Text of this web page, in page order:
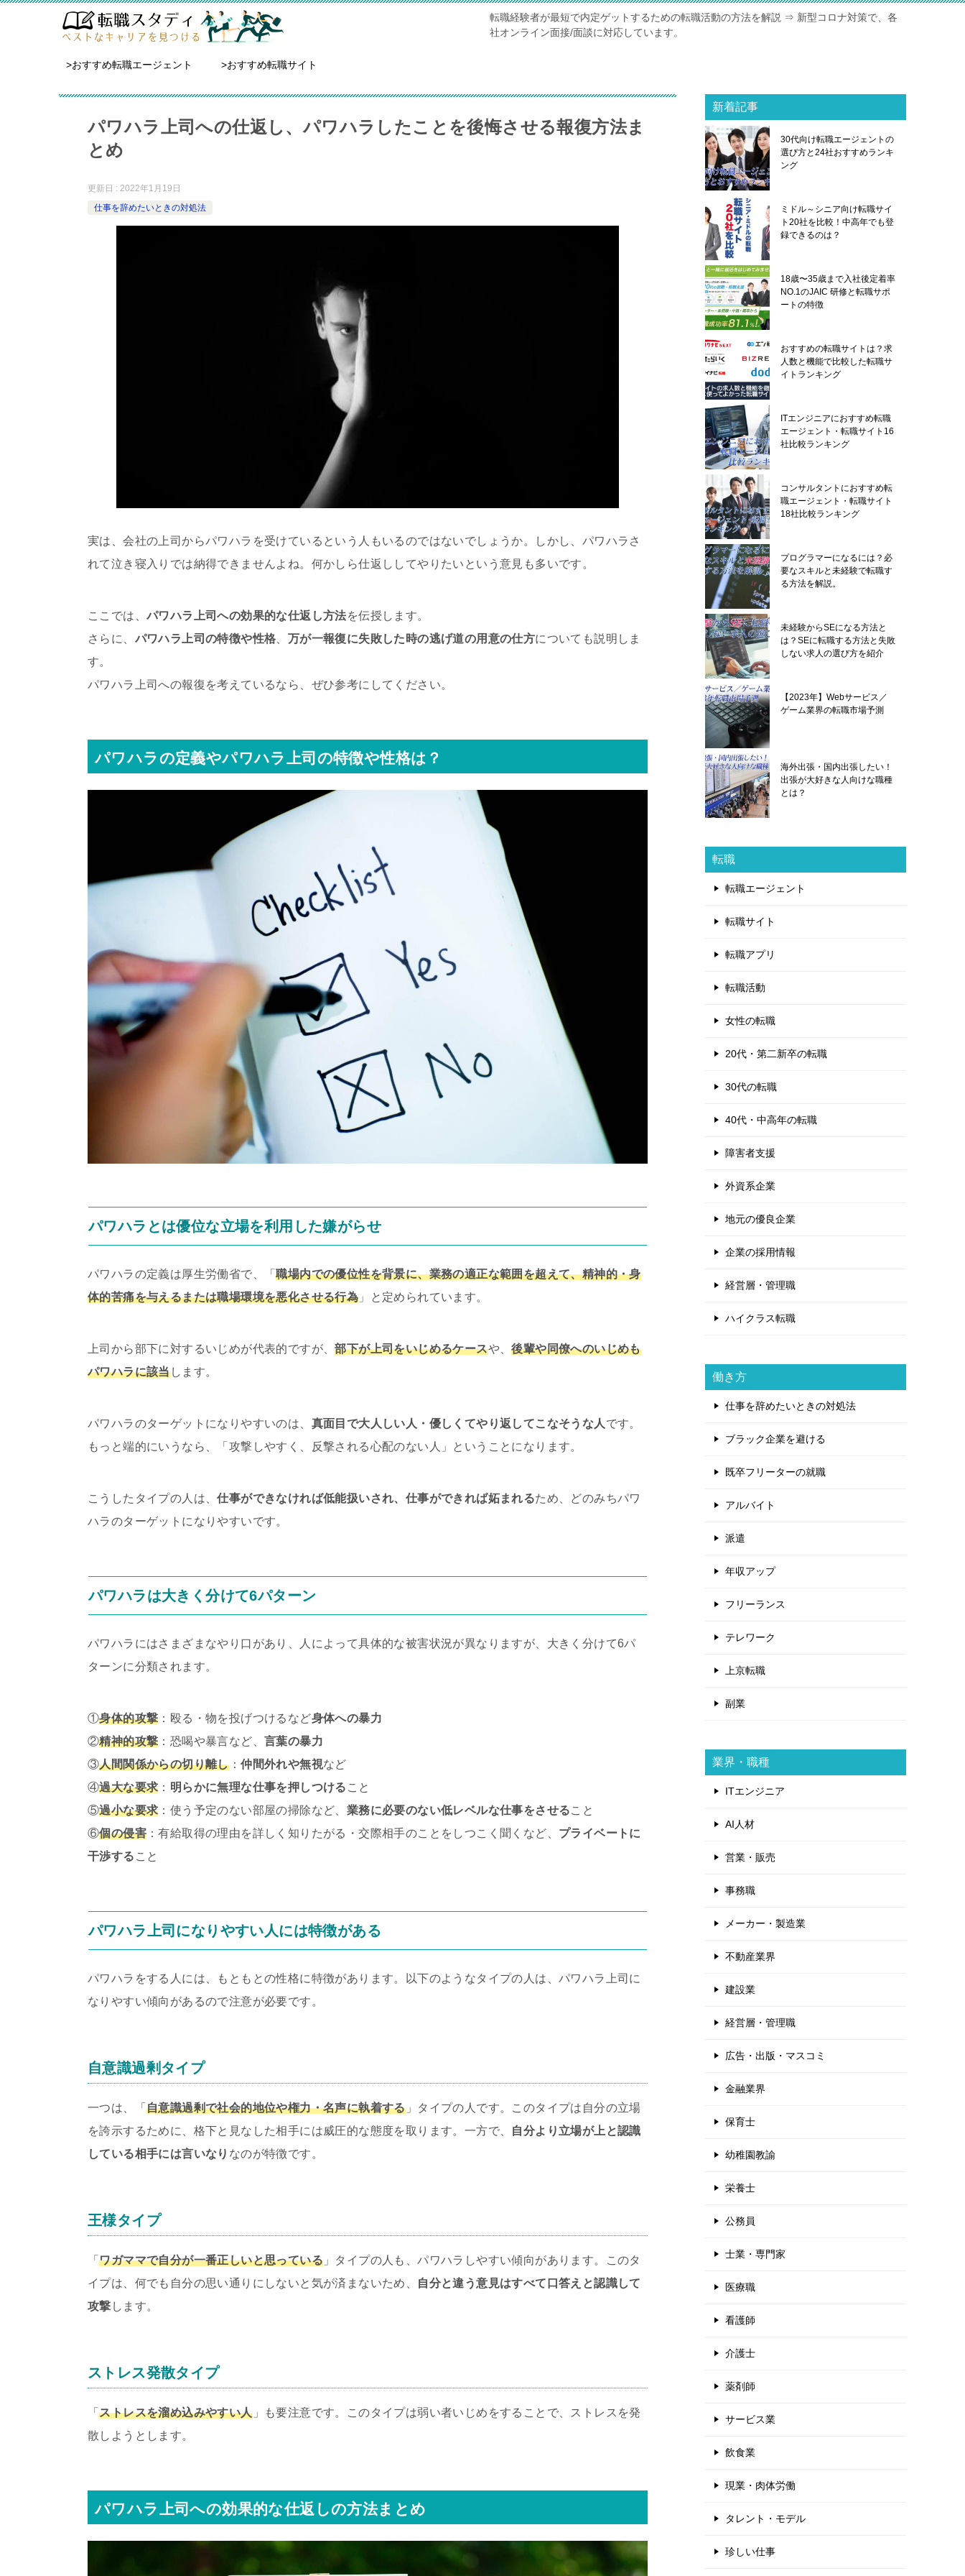
転職経験者が最短で内定ゲットするための転職活動の方法を解説 ⇒ 新型コロナ対策で、各
社オンライン面接/面談に対応しています。
>おすすめ転職エージェント >おすすめ転職サイト
パワハラ上司への仕返し、パワハラしたことを後悔させる報復方法ま
とめ
更新日 : 2022年1月19日
仕事を辞めたいときの対処法
実は、会社の上司からパワハラを受けているという人もいるのではないでしょうか。しかし、パワハラさ
れて泣き寝入りでは納得できませんよね。何かしら仕返ししてやりたいという意見も多いです。
ここでは、 パワハラ上司への効果的な仕返し方法を伝授します。
さらに、 パワハラ上司の特徴や性格 万が一報復に失敗した時の逃げ道の用意の仕方についても説明しま
す。
パワハラ上司への報復を考えているなら、ぜひ参考にしてください。
パワハラの定義やパワハラ上司の特徴や性格は？
パワハラとは優位な立場を利用した嫌がらせ
パワハラの定義は厚生労働省で、「職場内での優位性を背景に、業務の適正な範囲を超えて、精神的・身
体的苦痛を与えるまたは職場環境を悪化させる行為 」と定められています。
上司から部下に対するいじめが代表的ですが、部下が上司をいじめるケースや、後輩や同僚へのいじめも
パワハラに該当します。
パワハラのターゲットになりやすいのは、 真面目で大人しい人・優しくてやり返してこなそうな人 です。
もっと端的にいうなら、「攻撃しやすく、反撃される心配のない人」ということになります。
こうしたタイプの人は、仕事ができなければ低能扱いされ、仕事ができれば妬まれるため、どのみちパワ
ハラのターゲットになりやすいです。
パワハラは大きく分けて6パターン
パワハラにはさまざまなやり口があり、人によって具体的な被害状況が異なりますが、大きく分けて6パ
ターンに分類されます。
①身体的攻撃 ：殴る・物を投げつけるなど身体への暴力
②精神的攻撃 ：恐喝や暴言など、言葉の暴力
③人間関係からの切り離し：仲間外れや無視など
④過大な要求 ： 明らかに無理な仕事を押しつける こと
⑤過小な要求 ：使う予定のない部屋の掃除など、 業務に必要のない低レベルな仕事をさせること
⑥個の侵害 ：有給取得の理由を詳しく知りたがる・交際相手のことをしつこく聞くなど、 プライベートに
干渉する こと
パワハラ上司になりやすい人には特徴がある
パワハラをする人には、もともとの性格に特徴があります。以下のようなタイプの人は、パワハラ上司に
なりやすい傾向があるので注意が必要です。
自意識過剰タイプ
一つは、「 自意識過剰で社会的地位や権力・名声に執着する」タイプの人です。このタイプは自分の立場
を誇示するために、格下と見なした相手には威圧的な態度を取ります。一方で、 自分より立場が上と認識
している相手には言いなり なのが特徴です。
王様タイプ
「ワガママで自分が一番正しいと思っている 」タイプの人も、パワハラしやすい傾向があります。このタ
イプは、何でも自分の思い通りにしないと気が済まないため、
自分と違う意見はすべて口答えと認識して
攻撃 します。
ストレス発散タイプ
「ストレスを溜め込みやすい人」も要注意です。このタイプは弱い者いじめをすることで、ストレスを発
散しようとします。
パワハラ上司への効果的な仕返しの方法まとめ
新着記事
30代向け転職エージェントの
選び方と24社おすすめランキ
ング
ミドル～シニア向け転職サイ
ト20社を比較！中高年でも登
録できるのは？
18歳〜35歳まで入社後定着率
NO.1のJAIC 研修と転職サポ
ートの特徴
おすすめの転職サイトは？求
人数と機能で比較した転職サ
イトランキング
ITエンジニアにおすすめ転職
エージェント・転職サイト16
社比較ランキング
コンサルタントにおすすめ転
職エージェント・転職サイト
18社比較ランキング
プログラマーになるには？必
要なスキルと未経験で転職す
る方法を解説。
未経験からSEになる方法と
は？SEに転職する方法と失敗
しない求人の選び方を紹介
【2023年】Webサービス／
ゲーム業界の転職市場予測
海外出張・国内出張したい！
出張が大好きな人向けな職種
とは？
転職
転職エージェント
転職サイト
転職アプリ
転職活動
女性の転職
20代・第二新卒の転職
30代の転職
40代・中高年の転職
障害者支援
外資系企業
地元の優良企業
企業の採用情報
経営層・管理職
ハイクラス転職
働き方
仕事を辞めたいときの対処法
ブラック企業を避ける
既卒フリーターの就職
アルバイト
派遣
年収アップ
フリーランス
テレワーク
上京転職
副業
業界・職種
ITエンジニア
AI人材
営業・販売
事務職
メーカー・製造業
不動産業界
建設業
経営層・管理職
広告・出版・マスコミ
金融業界
保育士
幼稚園教諭
栄養士
公務員
士業・専門家
医療職
看護師
介護士
薬剤師
サービス業
飲食業
現業・肉体労働
タレント・モデル
珍しい仕事